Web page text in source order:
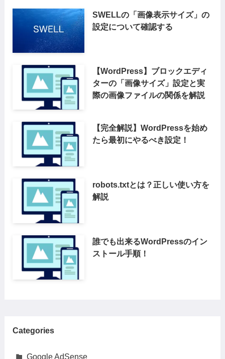
SWELLの「画像表示サイズ」の
設定について確認する
【WordPress】ブロックエディ
ターの「画像サイズ」設定と実
際の画像ファイルの関係を解説
【完全解説】WordPressを始め
たら最初にやるべき設定！
robots.txtとは？正しい使い方を
解説
誰でも出来るWordPressのイン
ストール手順！
Categories
Google AdSense